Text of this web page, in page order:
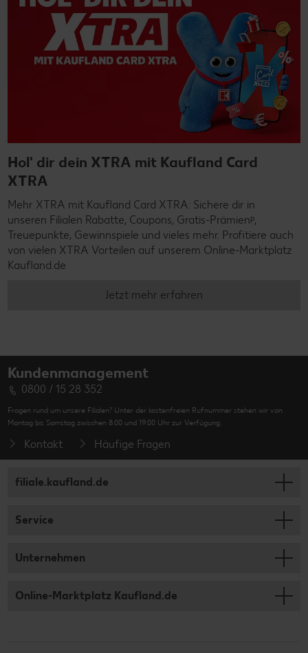
Hol' dir dein XTRA mit Kaufland Card
XTRA
Mehr XTRA mit Kaufland Card XTRA: Sichere dir in
unseren Filialen Rabatte, Coupons, Gratis-Prämienᵖ,
Treuepunkte, Gewinnspiele und vieles mehr. Profitiere auch
von vielen XTRA Vorteilen auf unserem Online-Marktplatz
Kaufland.de
Jetzt mehr erfahren
Kundenmanagement
0800 / 15 28 352
Fragen rund um unsere Filialen? Unter der kostenfreien Rufnummer stehen wir von
Montag bis Samstag zwischen 8:00 und 19:00 Uhr zur Verfügung.
Kontakt Häufige Fragen
filiale.kaufland.de
Service
Unternehmen
Online-Marktplatz Kaufland.de